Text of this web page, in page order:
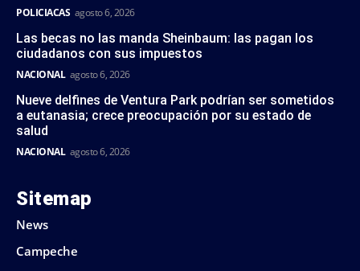
POLICIACAS agosto 6, 2026
Las becas no las manda Sheinbaum: las pagan los
ciudadanos con sus impuestos
NACIONAL agosto 6, 2026
Nueve delfines de Ventura Park podrían ser sometidos
a eutanasia; crece preocupación por su estado de
salud
NACIONAL agosto 6, 2026
Sitemap
News
Campeche